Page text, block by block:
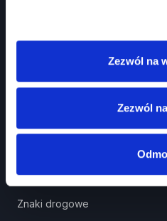
Zezwól na
Zezwól
Kurs Teorii Prawo Jazdy przez
Jakie dokumenty i wnioski
Znaki drogowe